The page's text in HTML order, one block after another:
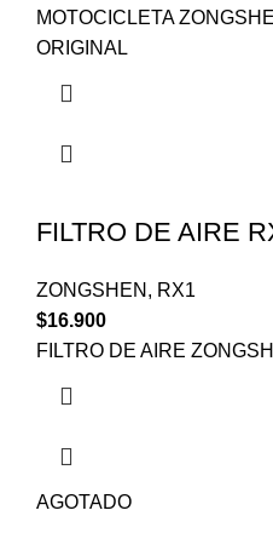
MOTOCICLETA
ORIGINAL
FILTRO DE AIRE
ZONGSHEN , RX1
$16.900
FILTRO DE AIRE
AGOTADO